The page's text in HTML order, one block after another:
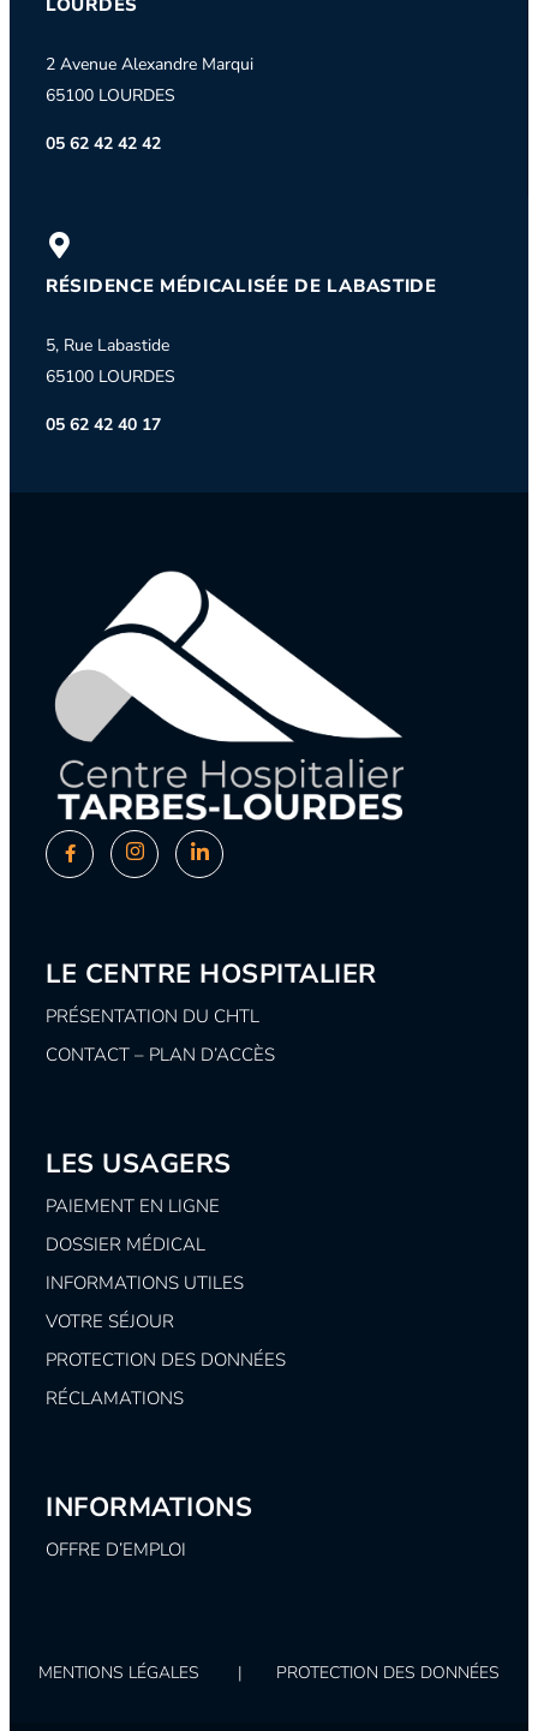
2 Avenue Alexandre Marqui
65100 LOURDES
05 62 42 42 42
RÉSIDENCE MÉDICALISÉE DE LABASTIDE
5, Rue Labastide
65100 LOURDES
05 62 42 40 17
LE CENTRE HOSPITALIER
PRÉSENTATION DU CHTL
CONTACT – PLAN D’ACCÈS
LES USAGERS
PAIEMENT EN LIGNE
DOSSIER MÉDICAL
INFORMATIONS UTILES
VOTRE SÉJOUR
PROTECTION DES DONNÉES
RÉCLAMATIONS
INFORMATIONS
OFFRE D’EMPLOI
MENTIONS LÉGALES | PROTECTION DES DONNÉES